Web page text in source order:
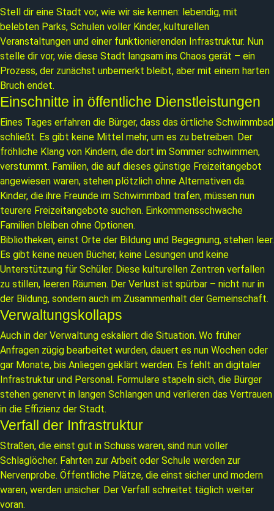
Stell dir eine Stadt vor, wie wir sie kennen: lebendig, mit
belebten Parks, Schulen voller Kinder, kulturellen
Veranstaltungen und einer funktionierenden Infrastruktur. Nun
stelle dir vor, wie diese Stadt langsam ins Chaos gerät – ein
Prozess, der zunächst unbemerkt bleibt, aber mit einem harten
Bruch endet.
Einschnitte in öffentliche Dienstleistungen
Eines Tages erfahren die Bürger, dass das örtliche Schwimmbad
schließt. Es gibt keine Mittel mehr, um es zu betreiben. Der
fröhliche Klang von Kindern, die dort im Sommer schwimmen,
verstummt. Familien, die auf dieses günstige Freizeitangebot
angewiesen waren, stehen plötzlich ohne Alternativen da.
Kinder, die ihre Freunde im Schwimmbad trafen, müssen nun
teurere Freizeitangebote suchen. Einkommensschwache
Familien bleiben ohne Optionen.
Bibliotheken, einst Orte der Bildung und Begegnung, stehen leer.
Es gibt keine neuen Bücher, keine Lesungen und keine
Unterstützung für Schüler. Diese kulturellen Zentren verfallen
zu stillen, leeren Räumen. Der Verlust ist spürbar – nicht nur in
der Bildung, sondern auch im Zusammenhalt der Gemeinschaft.
Verwaltungskollaps
Auch in der Verwaltung eskaliert die Situation. Wo früher
Anfragen zügig bearbeitet wurden, dauert es nun Wochen oder
gar Monate, bis Anliegen geklärt werden. Es fehlt an digitaler
Infrastruktur und Personal. Formulare stapeln sich, die Bürger
stehen genervt in langen Schlangen und verlieren das Vertrauen
in die Effizienz der Stadt.
Verfall der Infrastruktur
Straßen, die einst gut in Schuss waren, sind nun voller
Schlaglöcher. Fahrten zur Arbeit oder Schule werden zur
Nervenprobe. Öffentliche Plätze, die einst sicher und modern
waren, werden unsicher. Der Verfall schreitet täglich weiter
voran.